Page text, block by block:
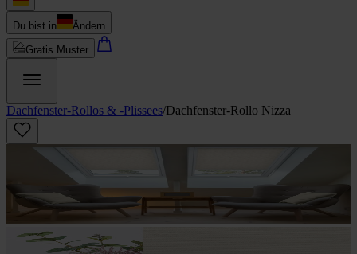
Du bist in
Ändern
Gratis Muster
Dachfenster-Rollos & -Plissees/Dachfenster-Rollo Nizza